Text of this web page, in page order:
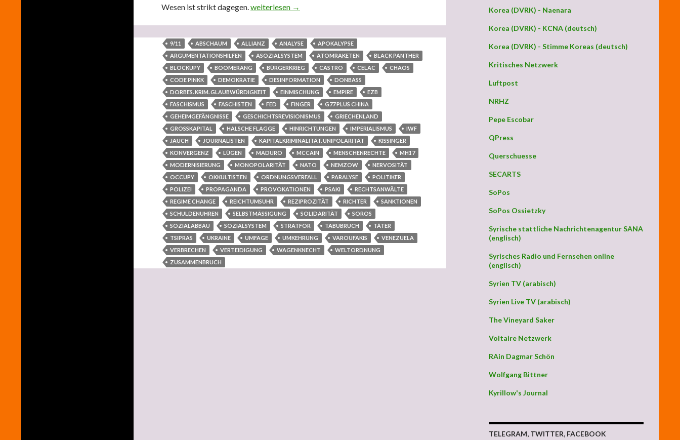
Wesen ist strikt dagegen.Das despotisch-diktatorische US-‚Empire‘ steht kurz vor dem Zusammenbruch – das EU-System könnte ebenfalls
weiterlesen →
9/11 ABSCHAUM ALLIANZ ANALYSE
APOKALYPSE
ARGUMENTATIONSHILFEN
ASOZIALSYSTEM ATOMRAKETEN
BLACK PANTHER
BLOCKUPY
BOOMERANG BÜRGERKRIEG CASTRO CELAC
CHAOS
CODE PINKK
DEMOKRATIE DESINFORMATION
DONBASS
DORBES. KRIM. GLAUBWÜRDIGKEIT
EINMISCHUNG EMPIRE
EZB
FASCHISMUS
FASCHISTEN FED FINGER
G77 PLUS CHINA
GEHEIMGEFÄNGNISSE
GESCHICHTSREVISIONISMUS
GRIECHENLAND
GROSSKAPITAL
HALSCHE FLAGGE HINRICHTUNGEN IMPERIALISMUS
IWF
JAUCH
JOURNALISTEN KAPITALKRIMINALITÄT. UNIPOLARITÄT
KISSINGER
KONVERGENZ
LÜGEN MADURO MCCAIN MENSCHENRECHTE
MH17
MODERNISIERUNG
MONOPOLARITÄT NATO NEMZOW
NERVOSITÄT
OCCUPY
OKKULTISTEN ORDNUNGSVERFALL PARALYSE
POLITIKER
POLIZEI
PROPAGANDA PROVOKATIONEN PSAKI
RECHTSANWÄLTE
REGIME CHANGE
REICHTUMSUHR REZIPROZITÄT RICHTER
SANKTIONEN
SCHULDENUHREN
SELBSTMÄSSIGUNG SOLIDARITÄT
SOROS
SOZIALABBAU
SOZIALSYSTEM STRATFOR TABUBRUCH
TÄTER
TSIPRAS
UKRAINE UMFAGE UMKEHRUNG VAROUFAKIS
VENEZUELA
VERBRECHEN
VERTEIDIGUNG WAGENKNECHT
WELTORDNUNG
ZUSAMMENBRUCH
Korea (DVRK) - Naenara
Korea (DVRK) - KCNA (deutsch)
Korea (DVRK) - Stimme Koreas (deutsch)
Kritisches Netzwerk
Luftpost
NRHZ
Pepe Escobar
QPress
Querschuesse
SECARTS
SoPos
SoPos Ossietzky
Syrische stattliche Nachrichtenagentur SANA
(englisch)
Syrisches Radio und Fernsehen online
(englisch)
Syrien TV (arabisch)
Syrien Live TV (arabisch)
The Vineyard Saker
Voltaire Netzwerk
RAin Dagmar Schön
Wolfgang Bittner
Kyrillow's Journal
TELEGRAM, TWITTER, FACEBOOK